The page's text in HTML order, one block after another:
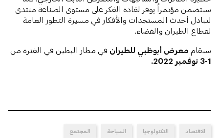
سيتضمن مؤتمراً يوفر لقادة الفكر على مستوى الصناعة منتدى
لتبادل أحدث المستجدات والأفكار في مسيرة التطور العامة
لقطاع الطيران والفضاء.
سيقام معرض أبوظبي للطيرانفي مطار البطين في الفترة من
1-3 نوفمبر 2022.
الاقتصاد التكنولوجيا السياحة المجتمع